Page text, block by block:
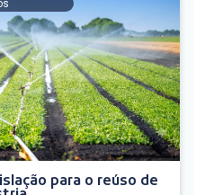
para o reúso de